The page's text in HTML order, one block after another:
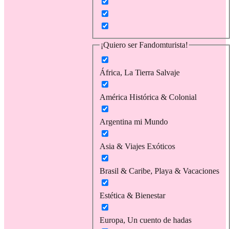
¡Quiero ser Fandomturista!
África, La Tierra Salvaje
América Histórica & Colonial
Argentina mi Mundo
Asia & Viajes Exóticos
Brasil & Caribe, Playa & Vacaciones
Estética & Bienestar
Europa, Un cuento de hadas